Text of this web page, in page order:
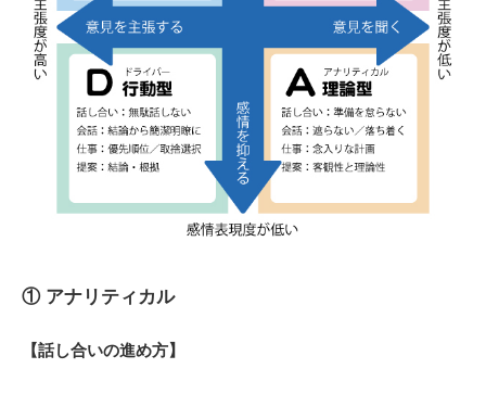
① アナリティカル
【話し合いの進め方】